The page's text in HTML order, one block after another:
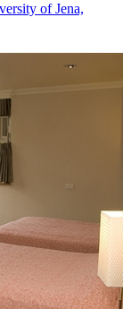
of Jena,